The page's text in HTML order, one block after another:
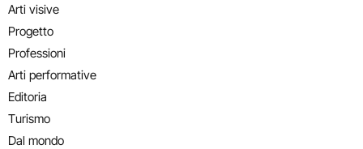
Arti visive
Progetto
Professioni
Arti performative
Editoria
Turismo
Dal mondo